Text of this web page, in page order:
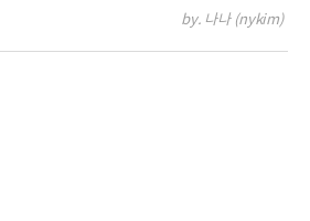
by. 나나 (nykim)